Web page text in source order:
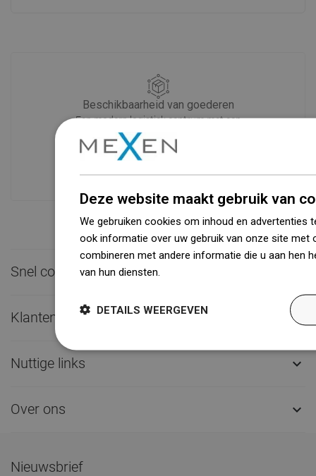
Beschikbaarheid van goederen
Een modern logistiek centrum met een
oppervlakte van 31.000 m² met meer
dan 68.000 palletplaatsen biedt meer
Snel contact
Klantenservice 
Nuttige links 
Over ons 
Nieuwsbrief
Deze website maakt gebruik van
We gebruiken cookies om inhoud en advertenties
ook informatie over uw gebruik van onze site met
combineren met andere informatie die u aan hen
van hun diensten.
DETAILS WEERGEVEN